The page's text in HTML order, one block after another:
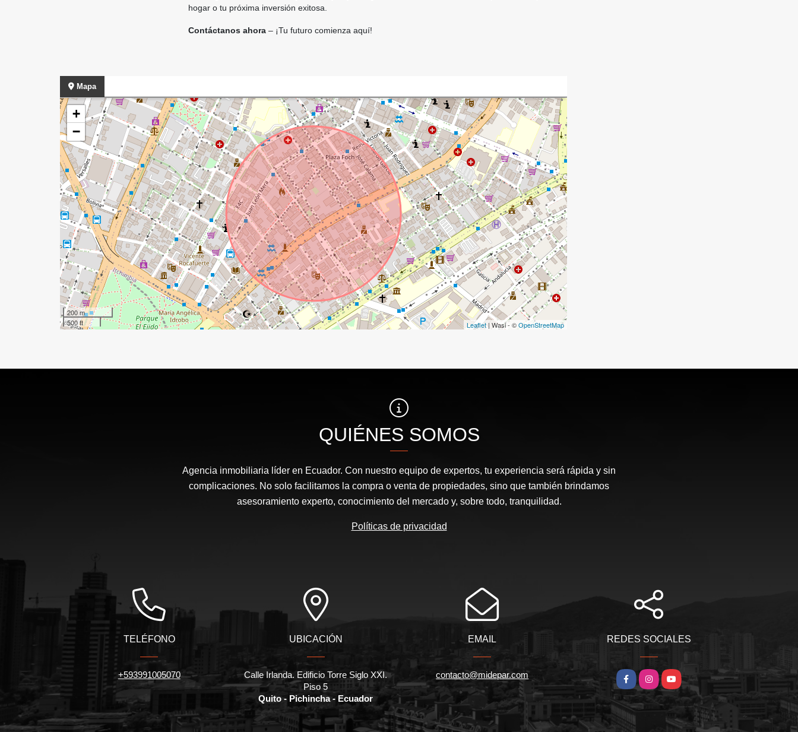
hogar o tu próxima inversión exitosa.
Contáctanos ahora – ¡Tu futuro comienza aquí!
Mapa
+
−
200 m
500 ft
Leaflet | Wasi - ©OpenStreetMap
QUIÉNES SOMOS
Agencia inmobiliaria líder en Ecuador. Con nuestro equipo de expertos, tu experiencia será rápida y sin
complicaciones. No solo facilitamos la compra o venta de propiedades, sino que también brindamos
asesoramiento experto, conocimiento del mercado y, sobre todo, tranquilidad.
Políticas de privacidad
TELÉFONO
+593991005070
UBICACIÓN
Calle Irlanda. Edificio Torre Siglo XXI.
Piso 5
Quito - Pichincha - Ecuador
EMAIL
contacto@midepar.com
REDES SOCIALES
FacebookInstagramYouTube